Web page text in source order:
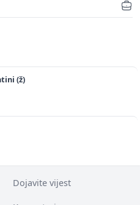
(ž)
Dojavite vijest